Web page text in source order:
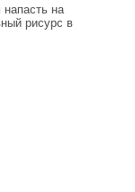
на
рисурс в